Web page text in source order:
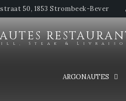
50, 1853 Strombeek-Bever
Steak &
ARGONAUTES